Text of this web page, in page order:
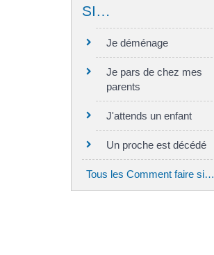
SI…
Je déménage
Je pars de chez mes
parents
J'attends un enfant
Un proche est décédé
Tous les Comment faire si…